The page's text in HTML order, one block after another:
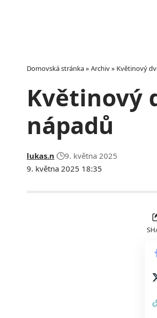
Domovská stránka» Archiv» Květinový
Květinový
nápadů
9. května 2025 18:35
lukas.n 9. května 2025